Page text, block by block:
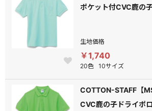
ポケット付CVC鹿の
生地価格
￥1,740
20色 10サイズ
COTTON-STAFF【
CVC鹿の子ドライポ